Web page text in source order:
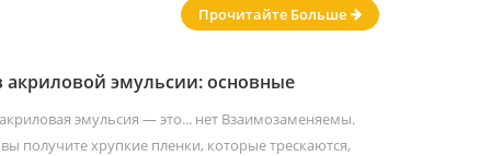
водостойкость готовой пленки — скрытая
Прочитайте Больше
эмульсии: основные
эмульсия — это... нет Взаимозаменяемы.
получите хрупкие пленки, которые трескаются,